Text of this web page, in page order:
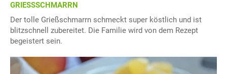
GRIESSSCHMARRN
Der tolle Grießschmarrn schmeckt super köstlich und ist
blitzschnell zubereitet. Die Familie wird von dem Rezept
begeistert sein.